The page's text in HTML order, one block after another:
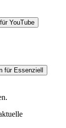
für YouTube
für Essenziell